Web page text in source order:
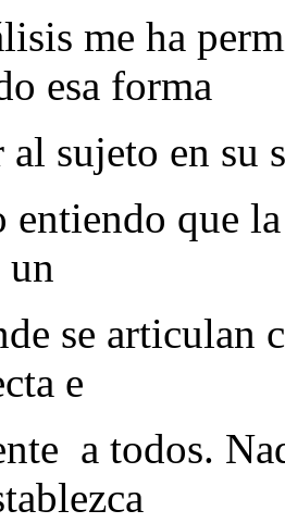
me ha
esa forma
al sujeto en
entiendo que
un
se articulan
e
a todos.